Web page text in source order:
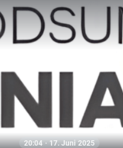
20:04 · 17. Juni 2025